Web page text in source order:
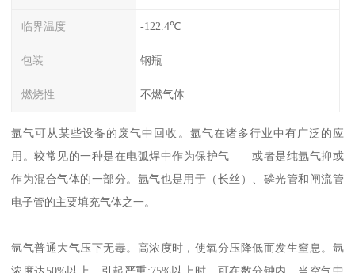
临界温度 -122.4℃
包装 钢瓶
燃烧性 不燃气体
氩气可从某些设备的废气中回收。氩气在诸多行业中有广泛的应
用。较常见的一种是在电弧焊中作为保护气——或者是纯氩气抑或
作为混合气体的一部分。氩气也是用于（长丝）、磷光管和闸流管
电子管的主要填充气体之一。
氩气普通大气压下无毒。高浓度时，使氧分压降低而发生窒息。氩
浓度达50%以上，引起严重;75%以上时，可在数分钟内。当空气中